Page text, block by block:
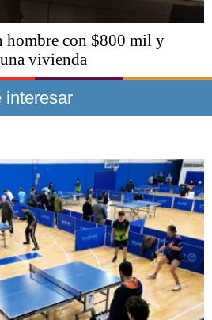
hombre con $800 mil y
vivienda
interesar